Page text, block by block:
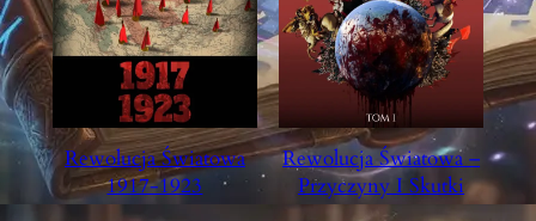
Rewolucja Światowa
1917-1923
Rewolucja Światowa –
Przyczyny I Skutki